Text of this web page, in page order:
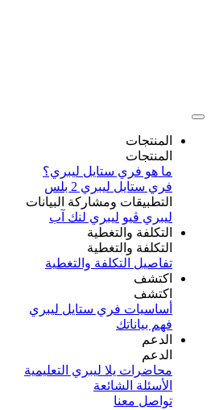
المنتجات
المنتجات
ما هو فري ستايل ليبري؟
فري ستايل ليبري 2 بلس​
التطبيقات ومشاركة البيانات
ليبري ڤيو ليبري لنك آب
التكلفة والتغطية
التكلفة والتغطية
تفاصيل التكلفة والتغطية
اكتشف​
اكتشف​
أساسيات فري ستايل ليبري
فهم بياناتك
الدعم
الدعم
محاضرات يلا ليبري التعليمية
الأسئلة الشائعة
تواصل معنا